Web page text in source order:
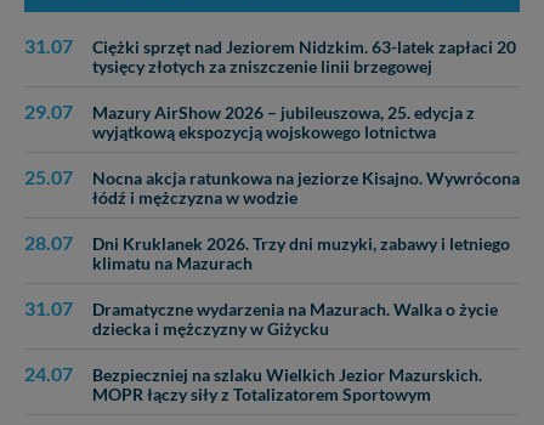
31.07
Ciężki sprzęt nad Jeziorem Nidzkim. 63-latek zapłaci 20
tysięcy złotych za zniszczenie linii brzegowej
29.07
Mazury AirShow 2026 – jubileuszowa, 25. edycja z
wyjątkową ekspozycją wojskowego lotnictwa
25.07
Nocna akcja ratunkowa na jeziorze Kisajno. Wywrócona
łódź i mężczyzna w wodzie
28.07
Dni Kruklanek 2026. Trzy dni muzyki, zabawy i letniego
klimatu na Mazurach
31.07
Dramatyczne wydarzenia na Mazurach. Walka o życie
dziecka i mężczyzny w Giżycku
24.07
Bezpieczniej na szlaku Wielkich Jezior Mazurskich.
MOPR łączy siły z Totalizatorem Sportowym